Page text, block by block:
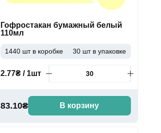
Гофростакан бумажный белый
110мл
1440 шт в коробке 30 шт в упаковке
2.77₴ / 1шт
83.10₴ В корзину